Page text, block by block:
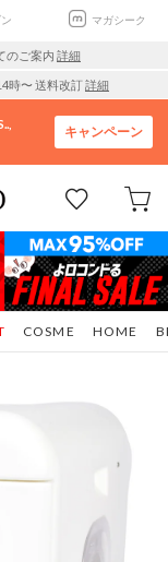
マガシーク
のご案内 詳細
時〜 送料改訂詳細
キャンペーン
COSME HOME